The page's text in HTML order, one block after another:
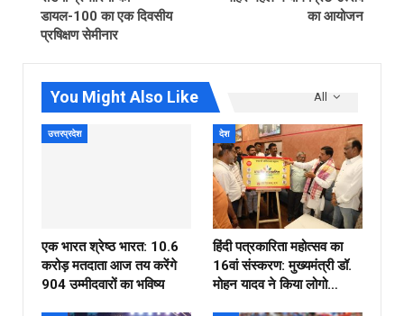
डायल-100 का एक दिवसीय
प्रषिक्षण सेमीनार
का आयोजन
All
You Might Also Like
उत्तरप्रदेश
एक भारत श्रेष्ठ भारत: 10.6
करोड़ मतदाता आज तय करेंगे
904 उम्मीदवारों का भविष्य
देश
हिंदी पत्रकारिता महोत्सव का
16वां संस्करण: मुख्यमंत्री डॉ.
मोहन यादव ने किया लोगो…